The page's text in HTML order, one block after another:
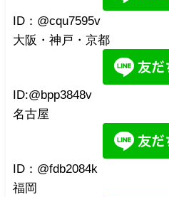
ID：@cqu7595v
大阪・神戸・京都
ID:@bpp3848v
名古屋
ID：@fdb2084k
福岡